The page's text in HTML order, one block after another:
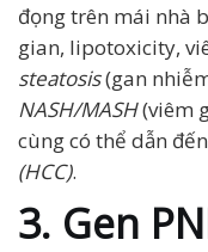
đọng trên mái nhà
gian, lipotoxicity,
steatosis(gan
NASH/MASH(viêm
cùng có thể dẫn đến
(HCC).
3. Gen